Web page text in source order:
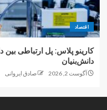
اقتصاد
کارینو پلاس: پل ارتباطی
دانش‌بنیان
آگوست 2, 2026 صادق ایروانی